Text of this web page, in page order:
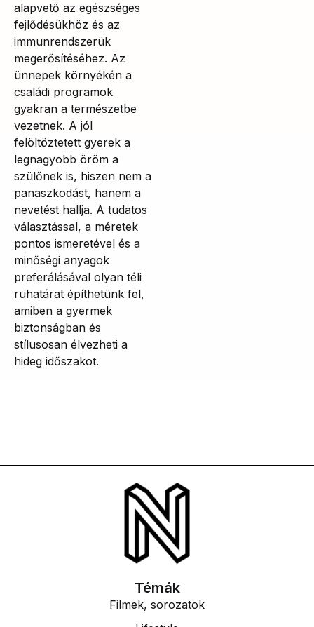
alapvető az egészséges
fejlődésükhöz és az
immunrendszerük
megerősítéséhez. Az
ünnepek környékén a
családi programok
gyakran a természetbe
vezetnek. A jól
felöltöztetett gyerek a
legnagyobb öröm a
szülőnek is, hiszen nem a
panaszkodást, hanem a
nevetést hallja. A tudatos
választással, a méretek
pontos ismeretével és a
minőségi anyagok
preferálásával olyan téli
ruhatárat építhetünk fel,
amiben a gyermek
biztonságban és
stílusosan élvezheti a
hideg időszakot.
Témák
Filmek, sorozatok